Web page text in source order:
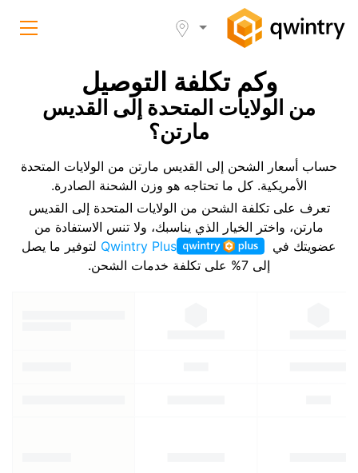
وكم تكلفة التوصيل
من الولايات المتحدة إلى القديس
مارتن؟
حساب أسعار الشحن إلى القديس مارتن من الولايات المتحدة
الأمريكية. كل ما تحتاجه هو وزن الشحنة الصادرة.
تعرف على تكلفة الشحن من الولايات المتحدة إلى القديس
مارتن، واختر الخيار الذي يناسبك، ولا تنس الاستفادة من
عضويتك في
Qwintry Plus لتوفير ما يصل
إلى 7% على تكلفة خدمات الشحن.